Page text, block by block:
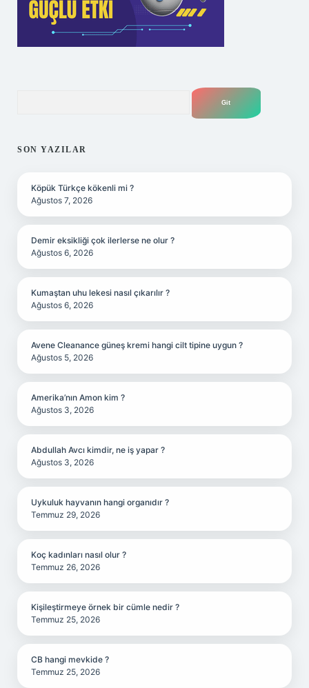
SON YAZILAR
Köpük Türkçe kökenli mi ?
Ağustos 7, 2026
Demir eksikliği çok ilerlerse ne olur ?
Ağustos 6, 2026
Kumaştan uhu lekesi nasıl çıkarılır ?
Ağustos 6, 2026
Avene Cleanance güneş kremi hangi cilt tipine uygun ?
Ağustos 5, 2026
Amerika’nın Amon kim ?
Ağustos 3, 2026
Abdullah Avcı kimdir, ne iş yapar ?
Ağustos 3, 2026
Uykuluk hayvanın hangi organıdır ?
Temmuz 29, 2026
Koç kadınları nasıl olur ?
Temmuz 26, 2026
Kişileştirmeye örnek bir cümle nedir ?
Temmuz 25, 2026
CB hangi mevkide ?
Temmuz 25, 2026